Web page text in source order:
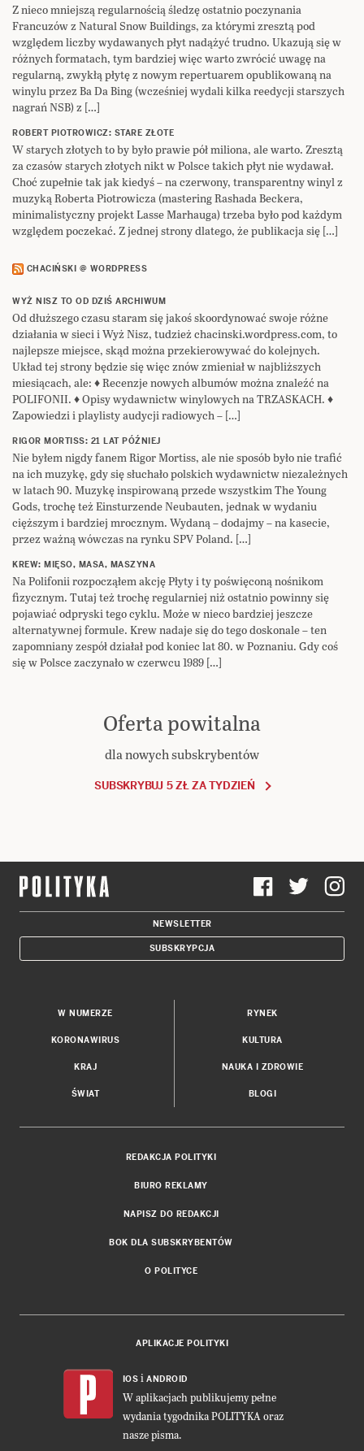
Z nieco mniejszą regularnością śledzę ostatnio poczynania
Francuzów z Natural Snow Buildings, za którymi zresztą pod
względem liczby wydawanych płyt nadążyć trudno. Ukazują się w
różnych formatach, tym bardziej więc warto zwrócić uwagę na
regularną, zwykłą płytę z nowym repertuarem opublikowaną na
winylu przez Ba Da Bing (wcześniej wydali kilka reedycji starszych
nagrań NSB) z […]
ROBERT PIOTROWICZ: STARE ZŁOTE
W starych złotych to by było prawie pół miliona, ale warto. Zresztą
za czasów starych złotych nikt w Polsce takich płyt nie wydawał.
Choć zupełnie tak jak kiedyś – na czerwony, transparentny winyl z
muzyką Roberta Piotrowicza (mastering Rashada Beckera,
minimalistyczny projekt Lasse Marhauga) trzeba było pod każdym
względem poczekać. Z jednej strony dlatego, że publikacja się […]
CHACIŃSKI @ WORDPRESS
WYŻ NISZ TO OD DZIŚ ARCHIWUM
Od dłuższego czasu staram się jakoś skoordynować swoje różne
działania w sieci i Wyż Nisz, tudzież chacinski.wordpress.com, to
najlepsze miejsce, skąd można przekierowywać do kolejnych.
Układ tej strony będzie się więc znów zmieniał w najbliższych
miesiącach, ale: ♦ Recenzje nowych albumów można znaleźć na
POLIFONII. ♦ Opisy wydawnictw winylowych na TRZASKACH. ♦
Zapowiedzi i playlisty audycji radiowych – […]
RIGOR MORTISS: 21 LAT PÓŹNIEJ
Nie byłem nigdy fanem Rigor Mortiss, ale nie sposób było nie trafić
na ich muzykę, gdy się słuchało polskich wydawnictw niezależnych
w latach 90. Muzykę inspirowaną przede wszystkim The Young
Gods, trochę też Einsturzende Neubauten, jednak w wydaniu
cięższym i bardziej mrocznym. Wydaną – dodajmy – na kasecie,
przez ważną wówczas na rynku SPV Poland. […]
KREW: MIĘSO, MASA, MASZYNA
Na Polifonii rozpocząłem akcję Płyty i ty poświęconą nośnikom
fizycznym. Tutaj też trochę regularniej niż ostatnio powinny się
pojawiać odpryski tego cyklu. Może w nieco bardziej jeszcze
alternatywnej formule. Krew nadaje się do tego doskonale – ten
zapomniany zespół działał pod koniec lat 80. w Poznaniu. Gdy coś
się w Polsce zaczynało w czerwcu 1989 […]
Oferta powitalna
dla nowych subskrybentów
SUBSKRYBUJ 5 ZŁ ZA TYDZIEŃ
NEWSLETTER
SUBSKRYPCJA
W NUMERZE
KORONAWIRUS
KRAJ
ŚWIAT
RYNEK
KULTURA
NAUKA I ZDROWIE
BLOGI
REDAKCJA POLITYKI
BIURO REKLAMY
NAPISZ DO REDAKCJI
BOK DLA SUBSKRYBENTÓW
O POLITYCE
APLIKACJE POLITYKI
IOS i ANDROID
W aplikacjach publikujemy pełne
wydania tygodnika POLITYKA oraz
nasze pisma.